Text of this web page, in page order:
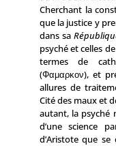
Cherchant la
que la justice y
dans sa
psyché et celles
termes de
(Φαμαρκον), et
allures de
Cité des maux et
autant, la psyché
d’une science
d’Aristote que